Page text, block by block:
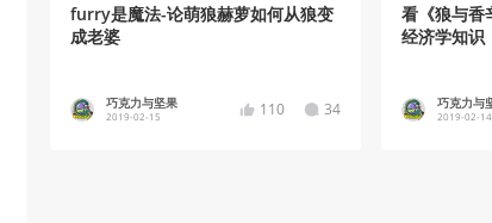
furry是魔法-论萌狼赫萝如何从狼变
成老婆
巧克力与坚果
2019-02-15 110 34
看《狼与香
经济学知识
巧克力与
2019-02-14